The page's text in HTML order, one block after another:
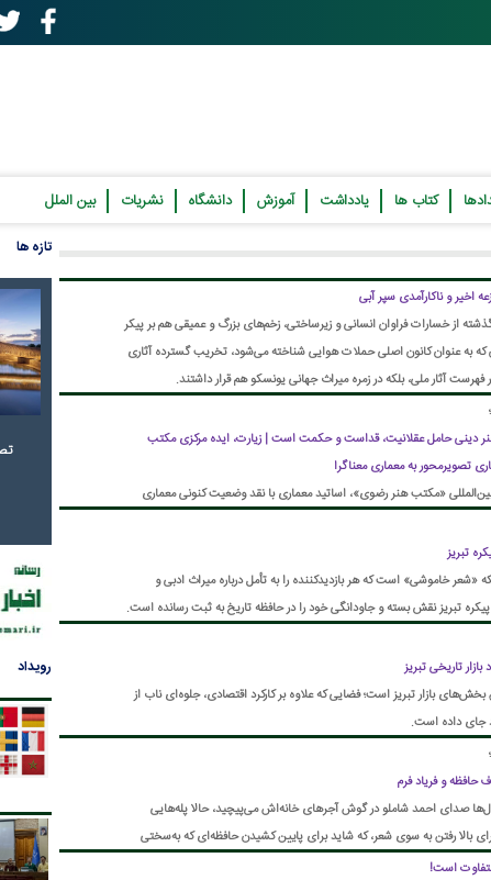
کتاب ها یادداشت آموزش دانشگاه نشریات بین الملل
اخیر و ناکارآمدی سپر آبی
از خسارات فراوان انسانی و زیرساختی، زخم‌های بزرگ و عمیقی هم بر پیکر
که به عنوان کانون اصلی حملات هوایی شناخته می‌شود، تخریب گسترده آثاری
فهرست آثار ملی، بلکه در زمره میراث جهانی یونسکو هم قرار داشتند.
هنر دینی حامل عقلانیت، قداست و حکمت است | زیارت، ایده مرکزی مکتب
تصویرمحور به معماری معناگرا
«مکتب هنر رضوی»، اساتید معماری با نقد وضعیت کنونی معماری
زیارت و نسبت معنا و فرم در فضاهای آیینی تأکید کردند.
تبریز
«شعر خاموشی» است که هر بازدیدکننده را به تأمل درباره میراث ادبی و
تبریز نقش بسته و جاودانگی خود را در حافظه تاریخ به ثبت رسانده است.
تاریخی تبریز
بازار تبریز است؛ فضایی که علاوه بر کارکرد اقتصادی، جلوه‌ای ناب از
جای داده است.
و فریاد فرم
صدای احمد شاملو در گوش آجرهای خانه‌اش می‌پیچید، حالا پله‌هایی
برای بالا رفتن به سوی شعر، که شاید برای پایین کشیدن حافظه‌ای که به‌سختی
حالا در مرکز نقدهاست؛ طراحی‌ای که مدعی است میراث شاعر را حفظ کرده،
است!
تازه ها
رویداد